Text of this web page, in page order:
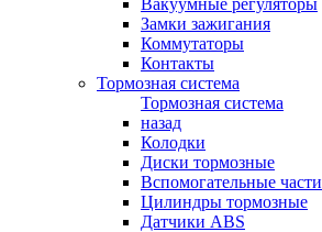
Вакуумные регуляторы
Замки зажигания
Коммутаторы
Контакты
Тормозная система
Тормозная система
назад
Колодки
Диски тормозные
Вспомогательные части
Цилиндры тормозные
Датчики ABS